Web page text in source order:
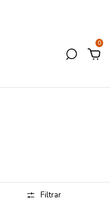
0
Filtrar